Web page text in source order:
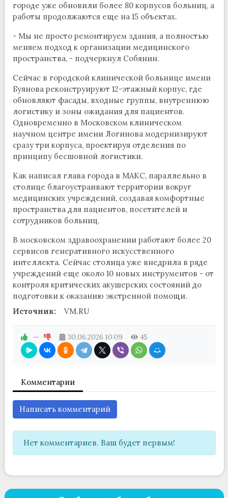
городе уже обновили более 80 корпусов больниц, а
работы продолжаются еще на 15 объектах.
- Мы не просто ремонтируем здания, а полностью
меняем подход к организации медицинского
пространства, - подчеркнул Собянин.
Сейчас в городской клинической больнице имени
Буянова реконструируют 12-этажный корпус, где
обновляют фасады, входные группы, внутреннюю
логистику и зоны ожидания для пациентов.
Одновременно в Московском клиническом
научном центре имени Логинова модернизируют
сразу три корпуса, проектируя отделения по
принципу бесшовной логистики.
Как написал глава города в МАКС, параллельно в
столице благоустраивают территории вокруг
медицинских учреждений, создавая комфортные
пространства для пациентов, посетителей и
сотрудников больниц.
В московском здравоохранении работают более 20
сервисов генеративного искусственного
интеллекта. Сейчас столица уже внедрила в ряде
учреждений еще около 10 новых инструментов - от
контроля критических акушерских состояний до
подготовки к оказанию экстренной помощи.
Источник:
VM.RU
— 30.06.2026 10:09 45
Комментарии
Написать комментарий
Нет комментариев. Ваш будет первым!